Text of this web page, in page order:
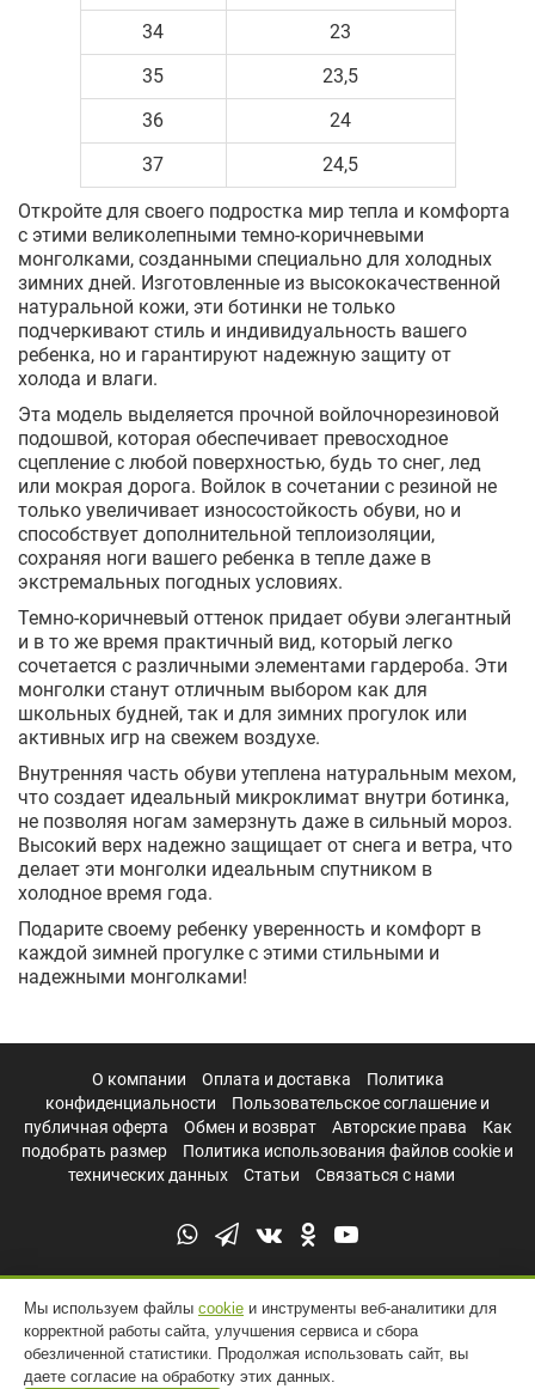
34
23
35
23,5
36
24
37
24,5
Откройте для своего подростка мир тепла и комфорта
с этими великолепными темно-коричневыми
монголками, созданными специально для холодных
зимних дней. Изготовленные из высококачественной
натуральной кожи, эти ботинки не только
подчеркивают стиль и индивидуальность вашего
ребенка, но и гарантируют надежную защиту от
холода и влаги.
Эта модель выделяется прочной войлочнорезиновой
подошвой, которая обеспечивает превосходное
сцепление с любой поверхностью, будь то снег, лед
или мокрая дорога. Войлок в сочетании с резиной не
только увеличивает износостойкость обуви, но и
способствует дополнительной теплоизоляции,
сохраняя ноги вашего ребенка в тепле даже в
экстремальных погодных условиях.
Темно-коричневый оттенок придает обуви элегантный
и в то же время практичный вид, который легко
сочетается с различными элементами гардероба. Эти
монголки станут отличным выбором как для
школьных будней, так и для зимних прогулок или
активных игр на свежем воздухе.
Внутренняя часть обуви утеплена натуральным мехом,
что создает идеальный микроклимат внутри ботинка,
не позволяя ногам замерзнуть даже в сильный мороз.
Высокий верх надежно защищает от снега и ветра, что
делает эти монголки идеальным спутником в
холодное время года.
Подарите своему ребенку уверенность и комфорт в
каждой зимней прогулке с этими стильными и
надежными монголками!
О компании Оплата и доставка
Политика
конфиденциальности
Пользовательское соглашение и
публичная оферта
Обмен и возврат Авторские права
Как
подобрать размер
Политика использования файлов cookie и
технических данных
Статьи Связаться с нами
Мы используем файлы cookie и инструменты веб-аналитики для
корректной работы сайта, улучшения сервиса и сбора
обезличенной статистики. Продолжая использовать сайт, вы
даете согласие на обработку этих данных.